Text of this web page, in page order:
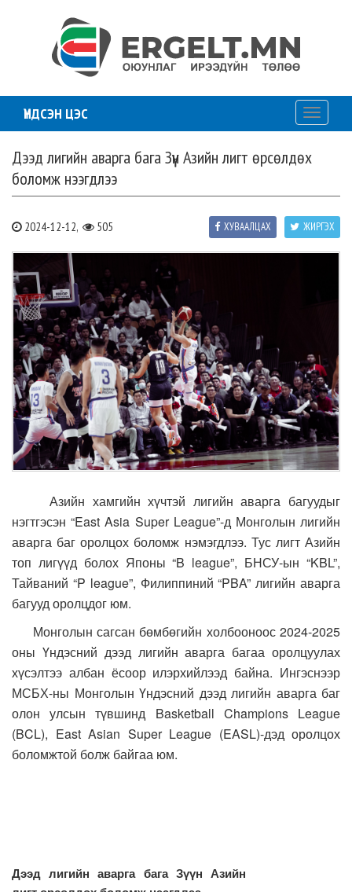
ҮНДСЭН ЦЭС
Toggle
Дээд лигийн аварга бага Зүүн Азийн лигт өрсөлдөх
боломж нээгдлээ
2024-12-12, 505 ЖИРГЭХ
ХУВААЛЦАХ
Азийн хамгийн хүчтэй лигийн аварга багуудыг
нэгтгэсэн “East Asia Super League”-д Монголын лигийн
аварга баг оролцох боломж нэмэгдлээ. Тус лигт Азийн
топ лигүүд болох Японы “B league”, БНСУ-ын “KBL”,
Тайваний “P league”, Филиппиний “PBA” лигийн аварга
багууд оролцдог юм.
Монголын сагсан бөмбөгийн холбооноос 2024-2025
оны Үндэсний дээд лигийн аварга багаа оролцуулах
хүсэлтээ албан ёсоор илэрхийлээд байна. Ингэснээр
МСБХ-ны Монголын Үндэсний дээд лигийн аварга баг
олон улсын түвшинд Basketball Champions League
(BCL), East Asian Super League (EASL)-дэд оролцох
боломжтой болж байгаа юм.
Дээд лигийн аварга бага Зүүн Азийн